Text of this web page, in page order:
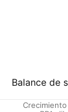
Balance de
Crecimiento